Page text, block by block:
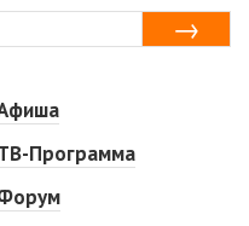
Программа